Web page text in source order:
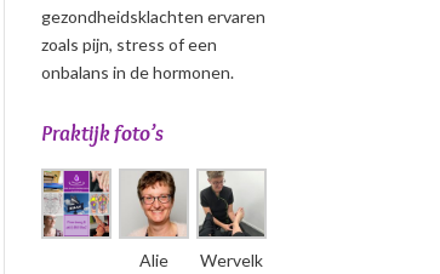
gezondheidsklachten ervaren
zoals pijn, stress of een
onbalans in de hormonen.
Praktijk foto’s
Alie
Wervelk